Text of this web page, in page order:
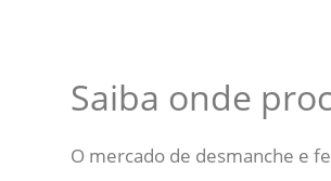
Saiba onde
O mercado de desmanche e